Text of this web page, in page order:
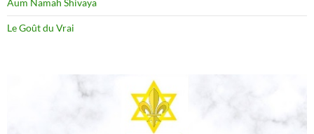
Aum Namah Shivaya
Le Goût du Vrai